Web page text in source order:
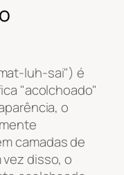
luh-sai") é
"acolchoado"
o
camadas de
disso, o